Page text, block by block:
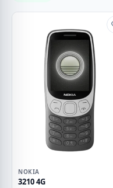
NOKIA
3210 4G